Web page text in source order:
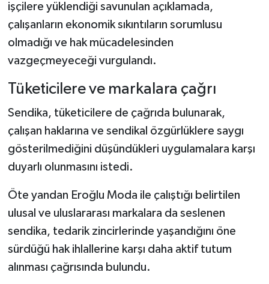
işçilere yüklendiği savunulan açıklamada,
çalışanların ekonomik sıkıntıların sorumlusu
olmadığı ve hak mücadelesinden
vazgeçmeyeceği vurgulandı.
Tüketicilere ve markalara çağrı
Sendika, tüketicilere de çağrıda bulunarak,
çalışan haklarına ve sendikal özgürlüklere saygı
gösterilmediğini düşündükleri uygulamalara karşı
duyarlı olunmasını istedi.
Öte yandan Eroğlu Moda ile çalıştığı belirtilen
ulusal ve uluslararası markalara da seslenen
sendika, tedarik zincirlerinde yaşandığını öne
sürdüğü hak ihlallerine karşı daha aktif tutum
alınması çağrısında bulundu.